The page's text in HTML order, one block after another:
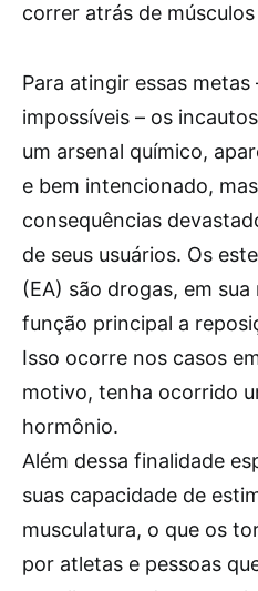
correr atrás de
Para atingir essas
impossíveis – os
um arsenal químico,
e bem intencionado,
consequências
de seus usuários. Os
(EA) são drogas, em
função principal a
Isso ocorre nos casos
motivo, tenha ocorrido
hormônio.
Além dessa finalidade
suas capacidade de
musculatura, o que os
por atletas e pessoas